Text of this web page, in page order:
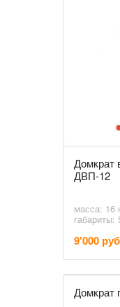
Домкрат
ДВП-12
масса: 16
габариты:
9'000
Домкрат